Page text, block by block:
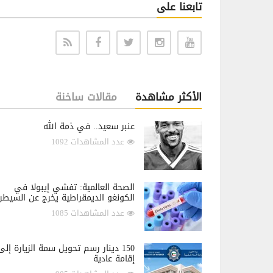
تابعنا على
الأكثر مشاهدة مقالات ساخنة
عنبر سعيد.. في ذمة الله
عدد المشاهدات 1092
الصحة العالمية: تفشي إيبولا في
الكونغو الديمقراطية يخرج عن
عدد المشاهدات 1085
150 دينار رسم تحويل سمة الزيارة
إقامة عادية